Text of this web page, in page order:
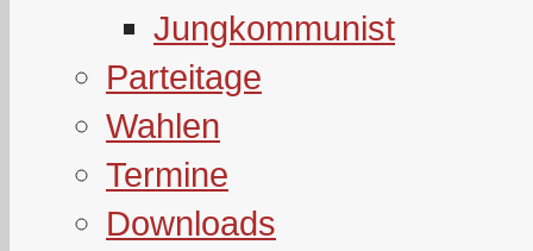
Jungkommunist
Parteitage
Wahlen
Termine
Downloads